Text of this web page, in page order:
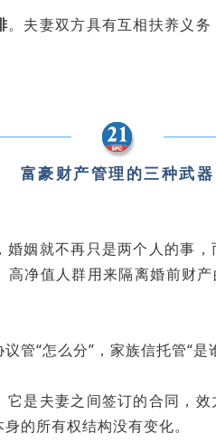
。夫妻双方具有互相扶养义
富豪财产管理的三种武器
婚姻就不再只是两个人的事
净值人群用来隔离婚前财
管“怎么分”，家族信托管“是
它是夫妻之间签订的合同，
的所有权结构没有变化。